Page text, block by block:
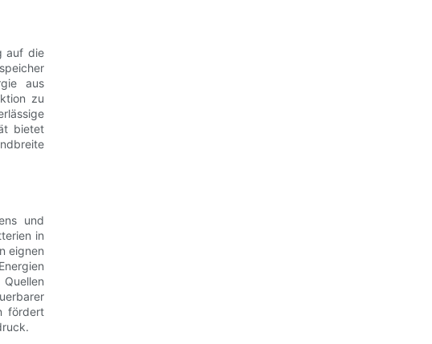
auf die
aus
zu
bietet
und
in
eignen
fördert